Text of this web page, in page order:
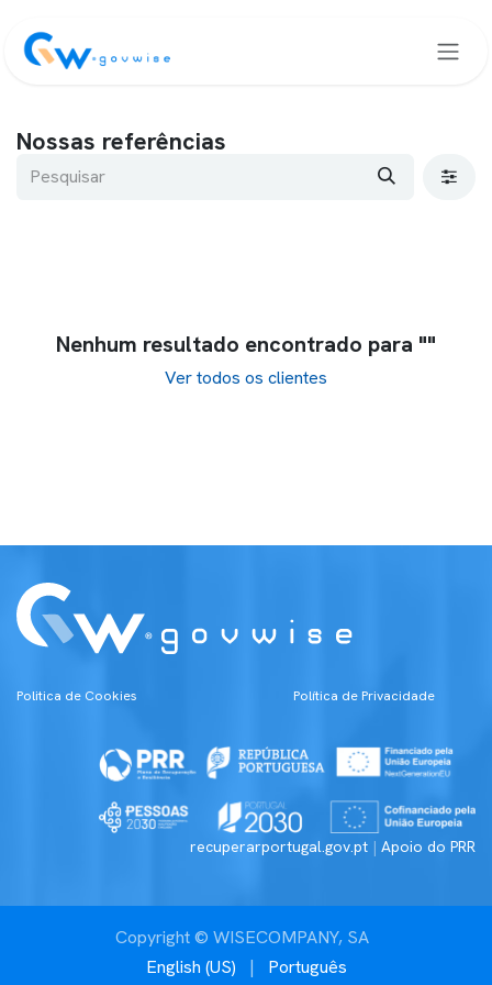
Nossas referências
Nenhum resultado encontrado para ""
Ver todos os clientes
Politica de Cookies Política de Priv​acidade
recuperarportugal.gov.pt | Apoio do PRR
Copyright © WISECOMPANY, SA
English (US)
| Português